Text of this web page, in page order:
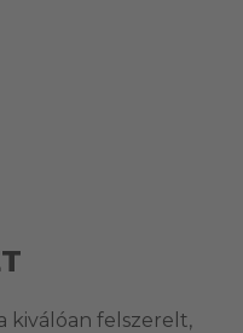
kiválóan felszerelt,